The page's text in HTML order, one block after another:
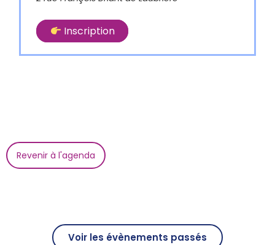
Inscription
Revenir à l'agenda
Voir les évènements passés